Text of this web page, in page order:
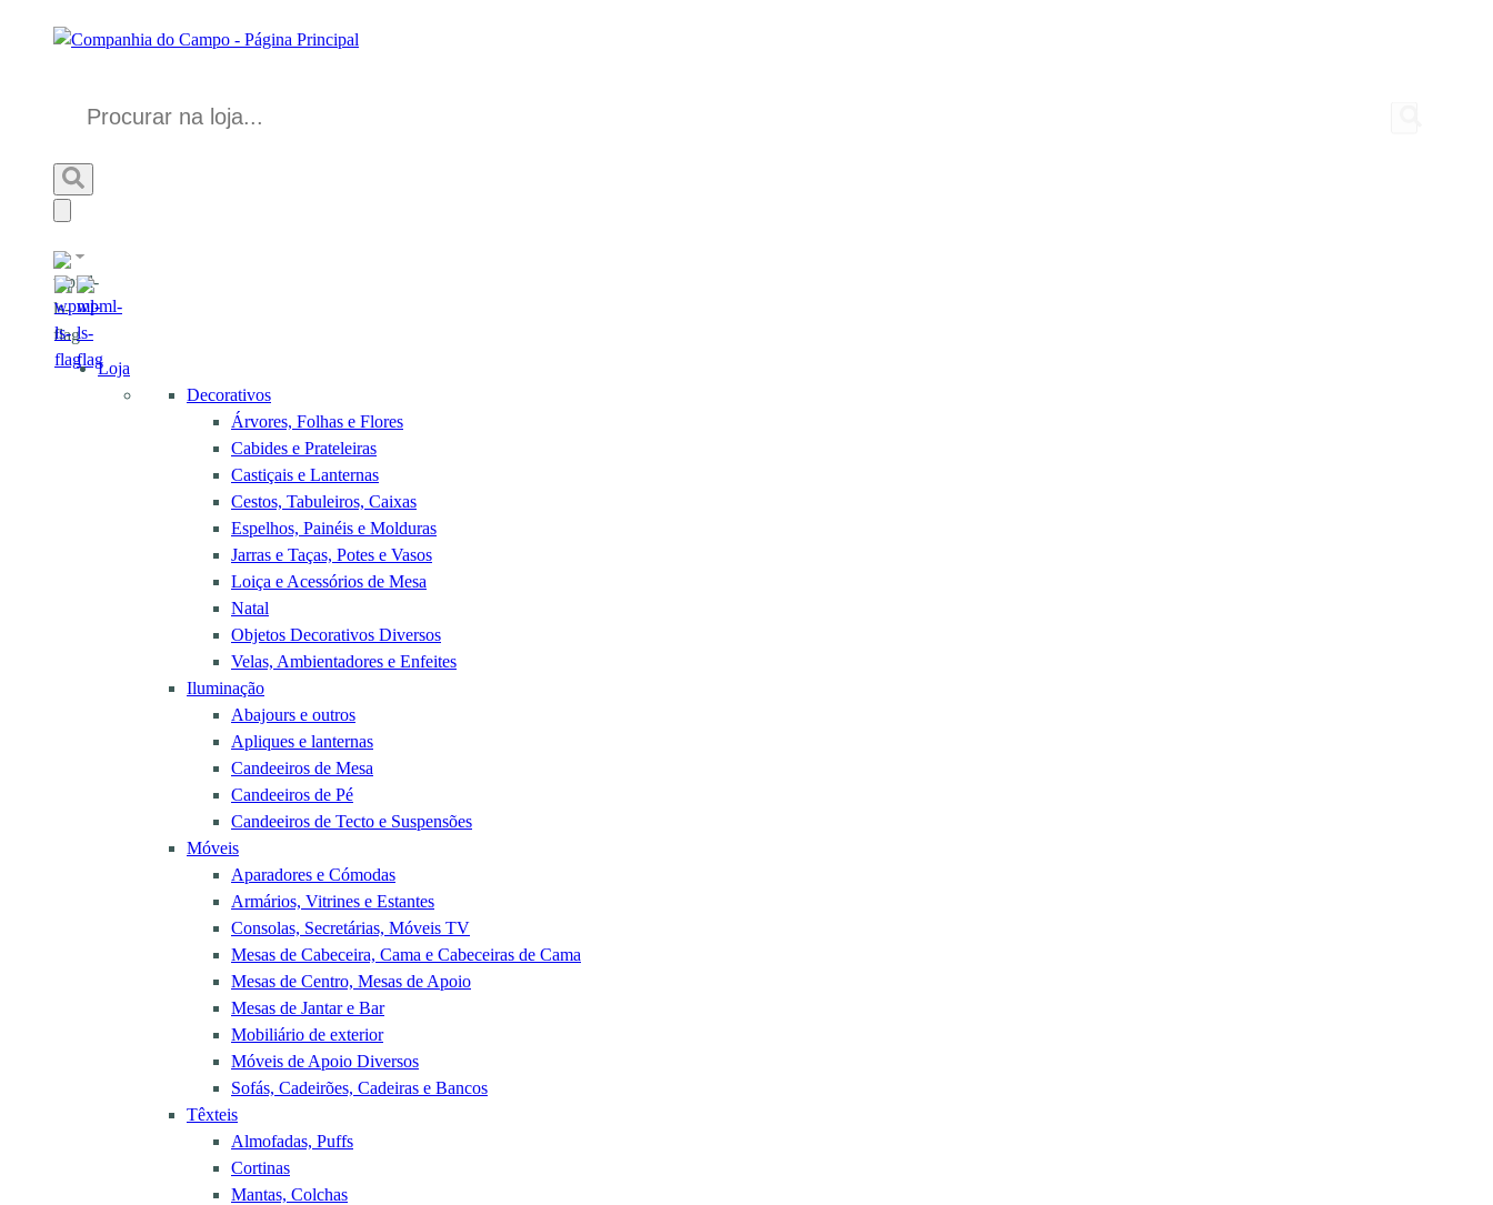
Loja
Decorativos
Árvores, Folhas e Flores
Cabides e Prateleiras
Castiçais e Lanternas
Cestos, Tabuleiros, Caixas
Espelhos, Painéis e Molduras
Jarras e Taças, Potes e Vasos
Loiça e Acessórios de Mesa
Natal
Objetos Decorativos Diversos
Velas, Ambientadores e Enfeites
Iluminação
Abajours e outros
Apliques e lanternas
Candeeiros de Mesa
Candeeiros de Pé
Candeeiros de Tecto e Suspensões
Móveis
Aparadores e Cómodas
Armários, Vitrines e Estantes
Consolas, Secretárias, Móveis TV
Mesas de Cabeceira, Cama e Cabeceiras de Cama
Mesas de Centro, Mesas de Apoio
Mesas de Jantar e Bar
Mobiliário de exterior
Móveis de Apoio Diversos
Sofás, Cadeirões, Cadeiras e Bancos
Têxteis
Almofadas, Puffs
Cortinas
Mantas, Colchas